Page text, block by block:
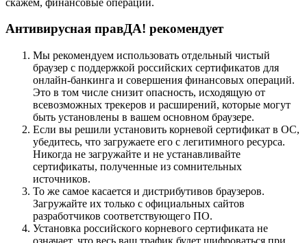
Антивирусная правДА! рекомендует
Мы рекомендуем использовать отдельный чистый
браузер с поддержкой российских сертификатов для
онлайн-банкинга и совершения финансовых операций.
Это в том числе снизит опасность, исходящую от
всевозможных трекеров и расширений, которые могут
быть установлены в вашем основном браузере.
Если вы решили установить корневой сертификат в ОС,
убедитесь, что загружаете его с легитимного ресурса.
Никогда не загружайте и не устанавливайте
сертификаты, полученные из сомнительных
источников.
То же самое касается и дистрибутивов браузеров.
Загружайте их только с официальных сайтов
разработчиков соответствующего ПО.
Установка российского корневого сертификата не
означает, что весь ваш трафик будет шифроваться при